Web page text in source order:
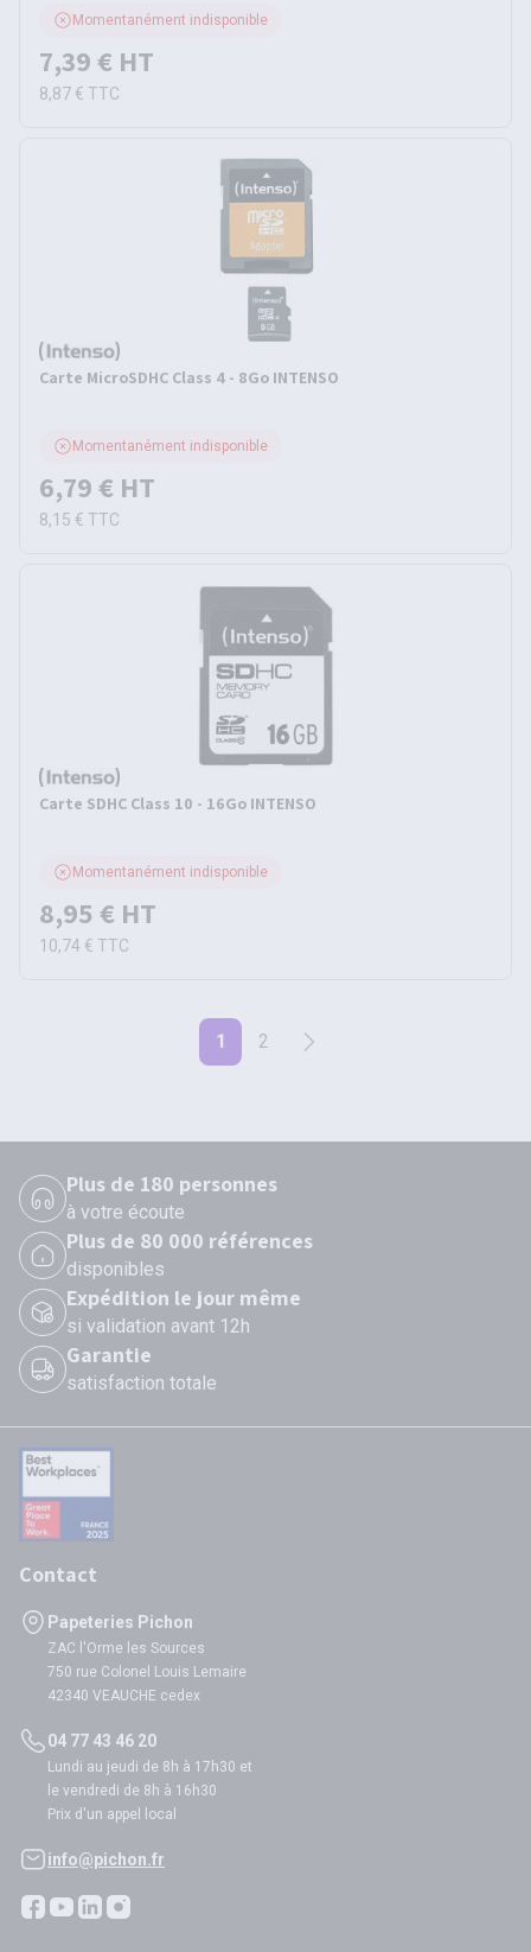
Momentanément indisponible
7,39 € HT
8,87 € TTC
Carte MicroSDHC Class 4 - 8Go INTENSO
Momentanément indisponible
6,79 € HT
8,15 € TTC
Carte SDHC Class 10 - 16Go INTENSO
Momentanément indisponible
8,95 € HT
10,74 € TTC
1 2
Plus de 180 personnes
à votre écoute
Plus de 80 000 références
disponibles
Expédition le jour même
si validation avant 12h
Garantie
satisfaction totale
Contact
Papeteries Pichon
ZAC l'Orme les Sources
750 rue Colonel Louis Lemaire
42340 VEAUCHE cedex
04 77 43 46 20
Lundi au jeudi de 8h à 17h30 et
le vendredi de 8h à 16h30
Prix d'un appel local
info@pichon.fr